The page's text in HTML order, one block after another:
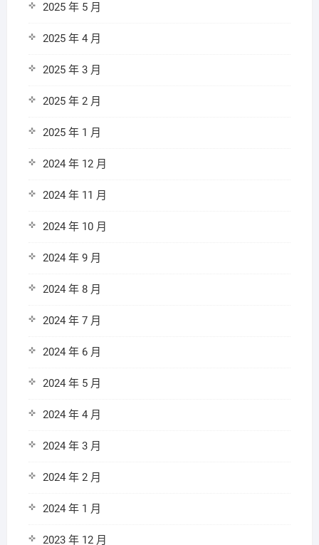
2025 年 5 月
2025 年 4 月
2025 年 3 月
2025 年 2 月
2025 年 1 月
2024 年 12 月
2024 年 11 月
2024 年 10 月
2024 年 9 月
2024 年 8 月
2024 年 7 月
2024 年 6 月
2024 年 5 月
2024 年 4 月
2024 年 3 月
2024 年 2 月
2024 年 1 月
2023 年 12 月